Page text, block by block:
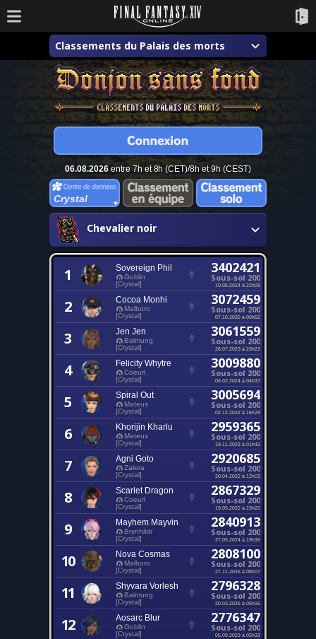
Classements du Palais des morts
06.08.2026entre 7h et 8h (CET)/8h et 9h (CEST)
Crystal
Chevalier noir
1 Sovereign Phil
Goblin
[Crystal]
3402421
Sous-sol 200
10.05.2024 à 22h09
2 Cocoa Monhi
Malboro
[Crystal]
3072459
Sous-sol 200
07.10.2025 à 00h52
3 Jen Jen
Balmung
[Crystal]
3061559
Sous-sol 200
26.07.2023 à 23h22
4 Felicity Whytre
Coeurl
[Crystal]
3009880
Sous-sol 200
06.02.2024 à 04h37
5 Spiral Out
Mateus
[Crystal]
3005694
Sous-sol 200
02.12.2022 à 16h29
6 Khorijin Kharlu
Mateus
[Crystal]
2959365
Sous-sol 200
19.11.2023 à 01h42
7 Agni Goto
Zalera
[Crystal]
2920685
Sous-sol 200
20.04.2022 à 12h03
8 Scarlet Dragon
Coeurl
[Crystal]
2867329
Sous-sol 200
19.05.2022 à 23h22
9 Mayhem Mayvin
Brynhildr
[Crystal]
2840913
Sous-sol 200
27.05.2024 à 19h36
10 Nova Cosmas
Malboro
[Crystal]
2808100
Sous-sol 200
27.11.2025 à 08h07
11 Shyvara Vorlesh
Balmung
[Crystal]
2796328
Sous-sol 200
20.03.2025 à 05h16
12 Aosarc Blur
Goblin
[Crystal]
2776347
Sous-sol 200
05.09.2023 à 05h33